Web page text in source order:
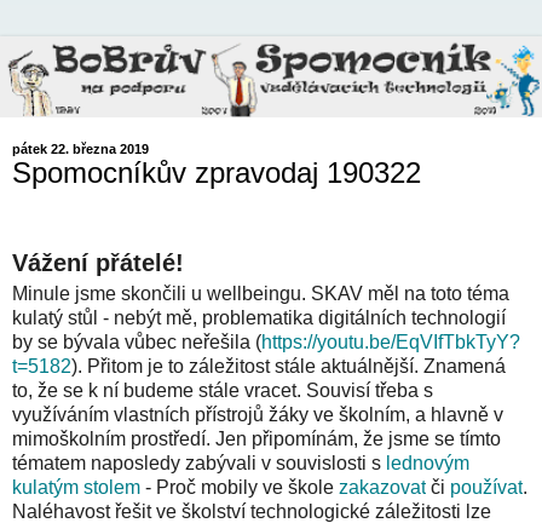
pátek 22. března 2019
Spomocníkův zpravodaj 190322
Vážení přátelé!
Minule jsme skončili u wellbeingu. SKAV měl na toto téma
kulatý stůl - nebýt mě, problematika digitálních technologií
by se bývala vůbec neřešila (https://youtu.be/EqVIfTbkTyY?
t=5182). Přitom je to záležitost stále aktuálnější. Znamená
to, že se k ní budeme stále vracet. Souvisí třeba s
využíváním vlastních přístrojů žáky ve školním, a hlavně v
mimoškolním prostředí. Jen připomínám, že jsme se tímto
tématem naposledy zabývali v souvislosti s lednovým
kulatým stolem - Proč mobily ve škole zakazovat či používat.
Naléhavost řešit ve školství technologické záležitosti lze